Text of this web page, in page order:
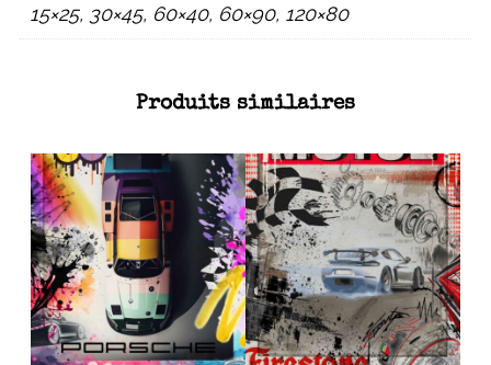
15×25, 30×45, 60×40, 60×90, 120×80
Produits similaires